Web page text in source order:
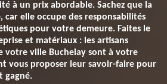
à un prix abordable. Sachez que la
elle occupe des responsabilités
pour votre demeure. Faites le
et matériaux : les artisans
votre ville Buchelay sont à votre
vous proposer leur savoir-faire pour
gagné.